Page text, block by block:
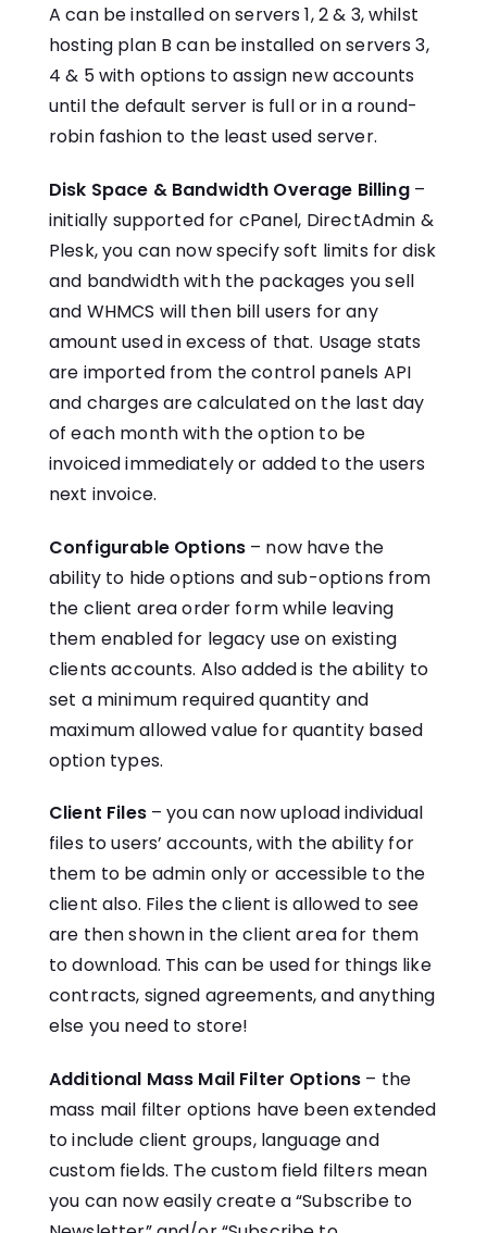
A can be installed on servers 1, 2 & 3, whilst
hosting plan B can be installed on servers 3,
4 & 5 with options to assign new accounts
until the default server is full or in a round-
robin fashion to the least used server.
Disk Space & Bandwidth Overage Billing–
initially supported for cPanel, DirectAdmin &
Plesk, you can now specify soft limits for disk
and bandwidth with the packages you sell
and WHMCS will then bill users for any
amount used in excess of that. Usage stats
are imported from the control panels API
and charges are calculated on the last day
of each month with the option to be
invoiced immediately or added to the users
next invoice.
Configurable Options – now have the
ability to hide options and sub-options from
the client area order form while leaving
them enabled for legacy use on existing
clients accounts. Also added is the ability to
set a minimum required quantity and
maximum allowed value for quantity based
option types.
Client Files– you can now upload individual
files to users’ accounts, with the ability for
them to be admin only or accessible to the
client also. Files the client is allowed to see
are then shown in the client area for them
to download. This can be used for things like
contracts, signed agreements, and anything
else you need to store!
Additional Mass Mail Filter Options – the
mass mail filter options have been extended
to include client groups, language and
custom fields. The custom field filters mean
you can now easily create a “Subscribe to